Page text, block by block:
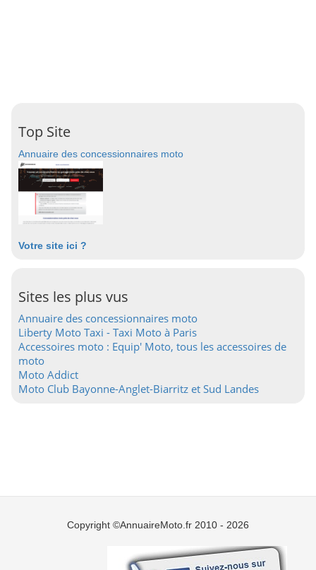
Top Site
Annuaire des concessionnaires moto
Votre site ici ?
Sites les plus vus
Annuaire des concessionnaires moto
Liberty Moto Taxi - Taxi Moto à Paris
Accessoires moto : Equip' Moto, tous les accessoires de
moto
Moto Addict
Moto Club Bayonne-Anglet-Biarritz et Sud Landes
Copyright ©AnnuaireMoto.fr 2010 - 2026